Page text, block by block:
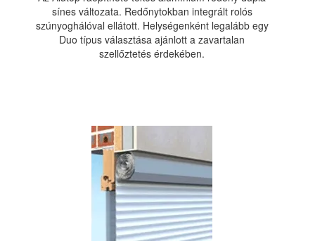
sínes változata. Redőnytokban integrált rolós
szúnyoghálóval ellátott. Helységenként legalább egy
Duo típus választása ajánlott a zavartalan
szellőztetés érdekében.